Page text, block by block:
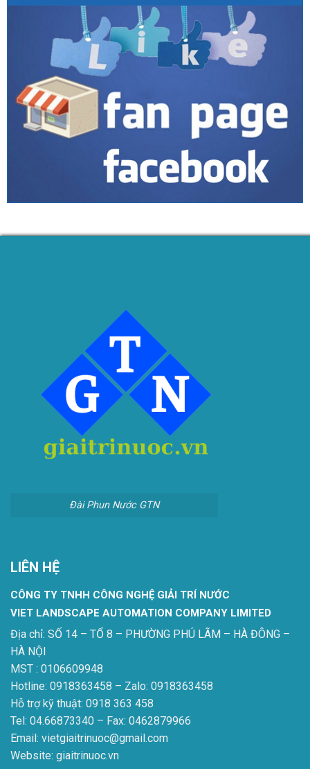
Đài Phun Nước GTN
LIÊN HỆ
CÔNG TY TNHH CÔNG NGHỆ GIẢI TRÍ NƯỚC
VIET LANDSCAPE AUTOMATION COMPANY LIMITED
Địa chỉ: SỐ 14 – TỔ 8 – PHƯỜNG PHÚ LÃM – HÀ ĐÔNG –
HÀ NỘI
MST : 0106609948
Hotline: 0918363458 – Zalo: 0918363458
Hỗ trợ kỹ thuật: 0918 363 458
Tel: 04.66873340 – Fax: 0462879966
Email: vietgiaitrinuoc@gmail.com
Website: giaitrinuoc.vn